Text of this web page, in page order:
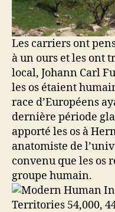
Les carriers ont
à un ours et les ont
local, Johann Carl
les os étaient
race d’Européens
dernière période
apporté les os à
anatomiste de
convenu que les os
groupe humain.